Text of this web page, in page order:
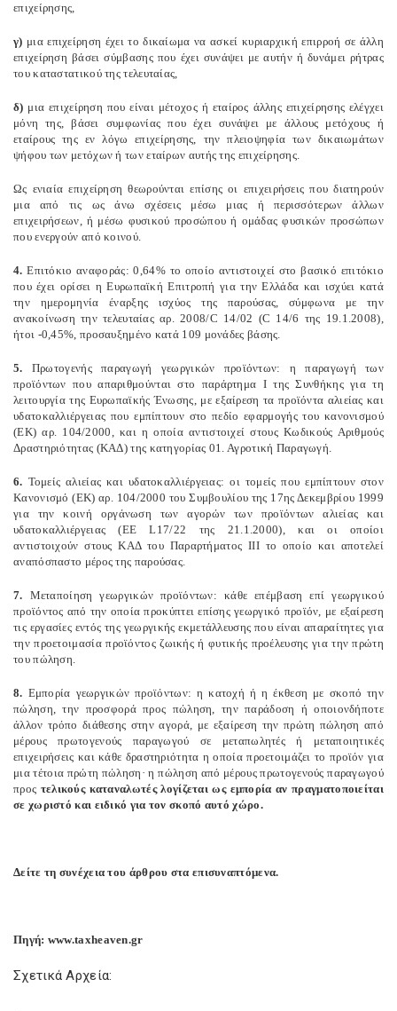
επιχείρησης,
γ) μια επιχείρηση έχει το δικαίωμα να ασκεί κυριαρχική επιρροή σε άλλη
επιχείρηση βάσει σύμβασης που έχει συνάψει με αυτήν ή δυνάμει ρήτρας
του καταστατικού της τελευταίας,
δ) μια επιχείρηση που είναι μέτοχος ή εταίρος άλλης επιχείρησης ελέγχει
μόνη της, βάσει συμφωνίας που έχει συνάψει με άλλους μετόχους ή
εταίρους της εν λόγω επιχείρησης, την πλειοψηφία των δικαιωμάτων
ψήφου των μετόχων ή των εταίρων αυτής της επιχείρησης.
Ως ενιαία επιχείρηση θεωρούνται επίσης οι επιχειρήσεις που διατηρούν
μια από τις ως άνω σχέσεις μέσω μιας ή περισσότερων άλλων
επιχειρήσεων, ή μέσω φυσικού προσώπου ή ομάδας φυσικών προσώπων
που ενεργούν από κοινού.
4.Επιτόκιο αναφοράς: 0,64% το οποίο αντιστοιχεί στο βασικό επιτόκιο
που έχει ορίσει η Ευρωπαϊκή Επιτροπή για την Ελλάδα και ισχύει κατά
την ημερομηνία έναρξης ισχύος της παρούσας, σύμφωνα με την
ανακοίνωση την τελευταίας αρ. 2008/C 14/02 (C 14/6 της 19.1.2008),
ήτοι -0,45%, προσαυξημένο κατά 109 μονάδες βάσης.
5. Πρωτογενής παραγωγή γεωργικών προϊόντων: η παραγωγή των
προϊόντων που απαριθμούνται στο παράρτημα I της Συνθήκης για τη
λειτουργία της Ευρωπαϊκής Ένωσης, με εξαίρεση τα προϊόντα αλιείας και
υδατοκαλλιέργειας που εμπίπτουν στο πεδίο εφαρμογής του κανονισμού
(ΕΚ) αρ. 104/2000, και η οποία αντιστοιχεί στους Κωδικούς Αριθμούς
Δραστηριότητας (ΚΑΔ) της κατηγορίας 01. Αγροτική Παραγωγή.
6. Τομείς αλιείας και υδατοκαλλιέργειας: οι τομείς που εμπίπτουν στον
Κανονισμό (ΕΚ) αρ. 104/2000 του Συμβουλίου της 17ης Δεκεμβρίου 1999
για την κοινή οργάνωση των αγορών των προϊόντων αλιείας και
υδατοκαλλιέργειας (EE L17/22 της 21.1.2000), και οι οποίοι
αντιστοιχούν στους ΚΑΔ του Παραρτήματος ΙΙΙ το οποίο και αποτελεί
αναπόσπαστο μέρος της παρούσας.
7. Μεταποίηση γεωργικών προϊόντων: κάθε επέμβαση επί γεωργικού
προϊόντος από την οποία προκύπτει επίσης γεωργικό προϊόν, με εξαίρεση
τις εργασίες εντός της γεωργικής εκμετάλλευσης που είναι απαραίτητες για
την προετοιμασία προϊόντος ζωικής ή φυτικής προέλευσης για την πρώτη
του πώληση.
8. Εμπορία γεωργικών προϊόντων: η κατοχή ή η έκθεση με σκοπό την
πώληση, την προσφορά προς πώληση, την παράδοση ή οποιονδήποτε
άλλον τρόπο διάθεσης στην αγορά, με εξαίρεση την πρώτη πώληση από
μέρους πρωτογενούς παραγωγού σε μεταπωλητές ή μεταποιητικές
επιχειρήσεις και κάθε δραστηριότητα η οποία προετοιμάζει το προϊόν για
μια τέτοια πρώτη πώληση· η πώληση από μέρους πρωτογενούς παραγωγού
προς τελικούς καταναλωτές λογίζεται ως εμπορία αν πραγματοποιείται
σε χωριστό και ειδικό για τον σκοπό αυτό χώρο.
Δείτε τη συνέχεια του άρθρου στα επισυναπτόμενα.
Πηγή: www.taxheaven.gr
Σχετικά Αρχεία: